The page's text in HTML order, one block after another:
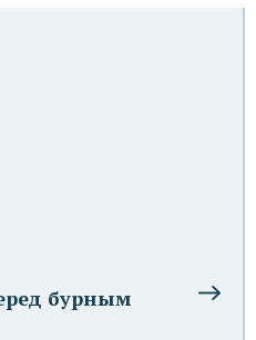
бурным